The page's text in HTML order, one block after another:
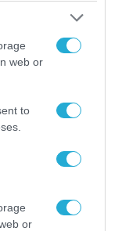
web or
to
or
ανάρτηση